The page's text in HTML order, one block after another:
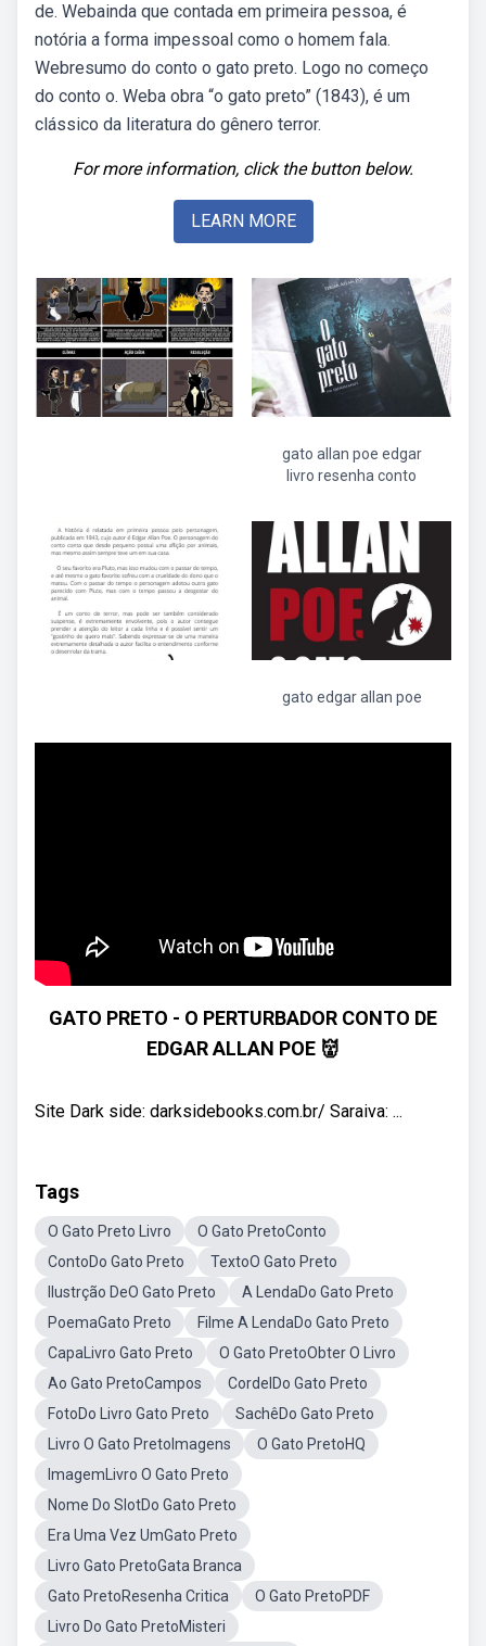
de. Webainda que contada em primeira pessoa, é
notória a forma impessoal como o homem fala.
Webresumo do conto o gato preto. Logo no começo
do conto o. Weba obra “o gato preto” (1843), é um
clássico da literatura do gênero terror.
For more information, click the button below.
LEARN MORE
gato allan poe edgar
livro resenha conto
gato edgar allan poe
GATO PRETO - O PERTURBADOR CONTO DE
EDGAR ALLAN POE 👹
Site Dark side: darksidebooks.com.br/ Saraiva: ...
Tags
O Gato Preto Livro
O Gato PretoConto
ContoDo Gato Preto
TextoO Gato Preto
Ilustrção DeO Gato Preto
A LendaDo Gato Preto
PoemaGato Preto
Filme A LendaDo Gato Preto
CapaLivro Gato Preto
O Gato PretoObter O Livro
Ao Gato PretoCampos
CordelDo Gato Preto
FotoDo Livro Gato Preto
SachêDo Gato Preto
Livro O Gato PretoImagens
O Gato PretoHQ
ImagemLivro O Gato Preto
Nome Do SlotDo Gato Preto
Era Uma Vez UmGato Preto
Livro Gato PretoGata Branca
Gato PretoResenha Critica
O Gato PretoPDF
Livro Do Gato PretoMisteri